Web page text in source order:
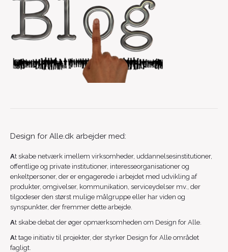
Design for Alle.dk arbejder med:
At skabe netværk imellem virksomheder, uddannelsesinstitutioner,
offentlige og private institutioner, interesseorganisationer og
enkeltpersoner, der er engagerede i arbejdet med udvikling af
produkter, omgivelser, kommunikation, serviceydelser mv., der
tilgodeser den størst mulige målgruppe eller har viden og
synspunkter, der fremmer dette arbejde.
At skabe debat der øger opmærksomheden om Design for Alle.
At tage initiativ til projekter, der styrker Design for Alle området
fagligt.